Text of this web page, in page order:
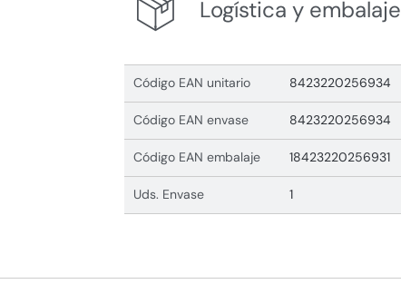
Logística y embalaje
Código EAN unitario 8423220256934
Código EAN envase 8423220256934
Código EAN embalaje 18423220256931
Uds. Envase 1